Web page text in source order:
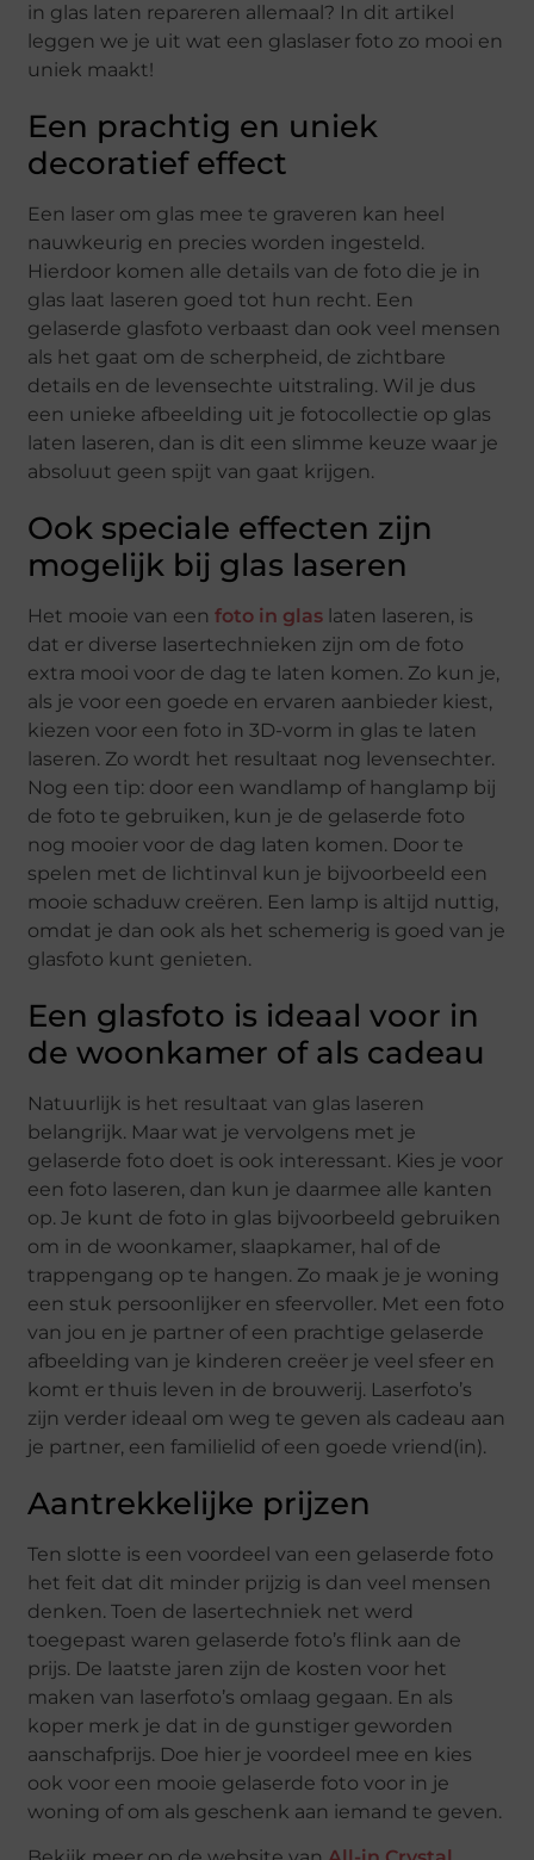
in glas laten repareren allemaal? In dit artikel
leggen we je uit wat een glaslaser foto zo mooi en
uniek maakt!
Een prachtig en uniek
decoratief effect
Een laser om glas mee te graveren kan heel
nauwkeurig en precies worden ingesteld.
Hierdoor komen alle details van de foto die je in
glas laat laseren goed tot hun recht. Een
gelaserde glasfoto verbaast dan ook veel mensen
als het gaat om de scherpheid, de zichtbare
details en de levensechte uitstraling. Wil je dus
een unieke afbeelding uit je fotocollectie op glas
laten laseren, dan is dit een slimme keuze waar je
absoluut geen spijt van gaat krijgen.
Ook speciale effecten zijn
mogelijk bij glas laseren
Het mooie van eenfoto in glas laten laseren, is
dat er diverse lasertechnieken zijn om de foto
extra mooi voor de dag te laten komen. Zo kun je,
als je voor een goede en ervaren aanbieder kiest,
kiezen voor een foto in 3D-vorm in glas te laten
laseren. Zo wordt het resultaat nog levensechter.
Nog een tip: door een wandlamp of hanglamp bij
de foto te gebruiken, kun je de gelaserde foto
nog mooier voor de dag laten komen. Door te
spelen met de lichtinval kun je bijvoorbeeld een
mooie schaduw creëren. Een lamp is altijd nuttig,
omdat je dan ook als het schemerig is goed van je
glasfoto kunt genieten.
Een glasfoto is ideaal voor in
de woonkamer of als cadeau
Natuurlijk is het resultaat van glas laseren
belangrijk. Maar wat je vervolgens met je
gelaserde foto doet is ook interessant. Kies je voor
een foto laseren, dan kun je daarmee alle kanten
op. Je kunt de foto in glas bijvoorbeeld gebruiken
om in de woonkamer, slaapkamer, hal of de
trappengang op te hangen. Zo maak je je woning
een stuk persoonlijker en sfeervoller. Met een foto
van jou en je partner of een prachtige gelaserde
afbeelding van je kinderen creëer je veel sfeer en
komt er thuis leven in de brouwerij. Laserfoto’s
zijn verder ideaal om weg te geven als cadeau aan
je partner, een familielid of een goede vriend(in).
Aantrekkelijke prijzen
Ten slotte is een voordeel van een gelaserde foto
het feit dat dit minder prijzig is dan veel mensen
denken. Toen de lasertechniek net werd
toegepast waren gelaserde foto’s flink aan de
prijs. De laatste jaren zijn de kosten voor het
maken van laserfoto’s omlaag gegaan. En als
koper merk je dat in de gunstiger geworden
aanschafprijs. Doe hier je voordeel mee en kies
ook voor een mooie gelaserde foto voor in je
woning of om als geschenk aan iemand te geven.